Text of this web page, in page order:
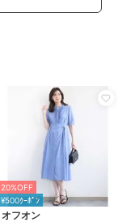
20%OFF
¥500ｸｰﾎﾟﾝ
オフオン